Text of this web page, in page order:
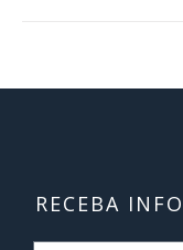
RECEBA